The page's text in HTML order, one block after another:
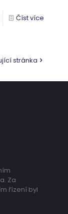
Číst více
stránka
Za
řízení byl